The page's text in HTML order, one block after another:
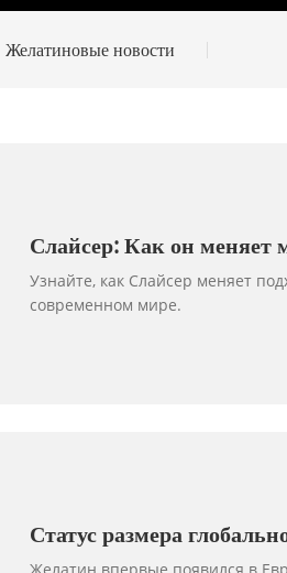
Желатиновые новости
Слайсер: Как он меняет
Узнайте, как Слайсер меняет
современном мире.
Статус размера